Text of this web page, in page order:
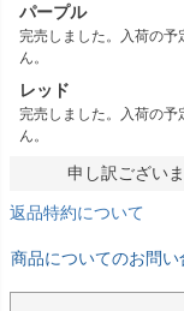
パープル
完売しました。入荷の予
ん。
レッド
完売しました。入荷の予
ん。
申し訳ござい
返品特約について
商品についてのお問い